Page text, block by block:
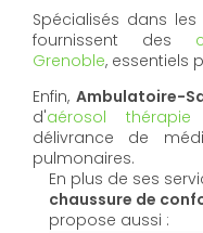
Spécialisés dans
fournissent des
Grenoble, essentiels
Enfin,Ambulatoire-
d'aérosol
délivrance de
pulmonaires.
En plus de ses
chaussure de
propose aussi :